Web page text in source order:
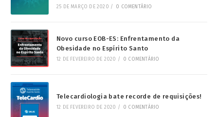
25 DE MARÇO DE 2020 / 0 COMENTÁRIO
Novo curso EOB-ES: Enfrentamento da
Obesidade no Espírito Santo
12 DE FEVEREIRO DE 2020 / 0 COMENTÁRIO
Telecardiologia bate recorde de requisições!
12 DE FEVEREIRO DE 2020 / 0 COMENTÁRIO